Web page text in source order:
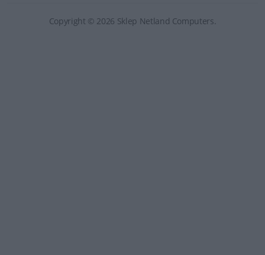
Copyright © 2026 Sklep Netland Computers.